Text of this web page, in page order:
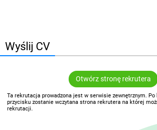
Wyślij CV
Otwórz stronę rekrutera
Ta rekrutacja prowadzona jest w serwisie zewnętrznym.
przycisku zostanie wczytana strona rekrutera na której
rekrutacji.